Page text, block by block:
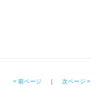
次ページ >
｜
< 前ページ